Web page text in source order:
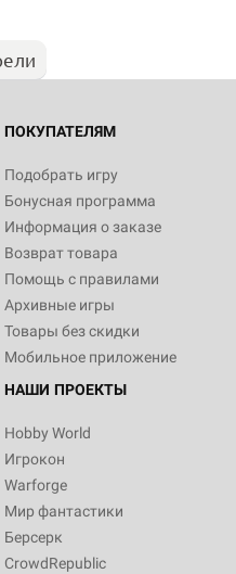
ПОКУПАТЕЛЯМ
Подобрать игру
Бонусная программа
Информация о заказе
Возврат товара
Помощь с правилами
Архивные игры
Товары без скидки
Мобильное приложение
НАШИ ПРОЕКТЫ
Hobby World
Игрокон
Warforge
Мир фантастики
Берсерк
CrowdRepublic